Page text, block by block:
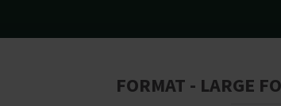
FORMAT - LARGE